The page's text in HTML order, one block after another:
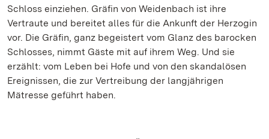
Schloss einziehen. Gräfin von Weidenbach ist ihre
Vertraute und bereitet alles für die Ankunft der Herzogin
vor. Die Gräfin, ganz begeistert vom Glanz des barocken
Schlosses, nimmt Gäste mit auf ihrem Weg. Und sie
erzählt: vom Leben bei Hofe und von den skandalösen
Ereignissen, die zur Vertreibung der langjährigen
Mätresse geführt haben.